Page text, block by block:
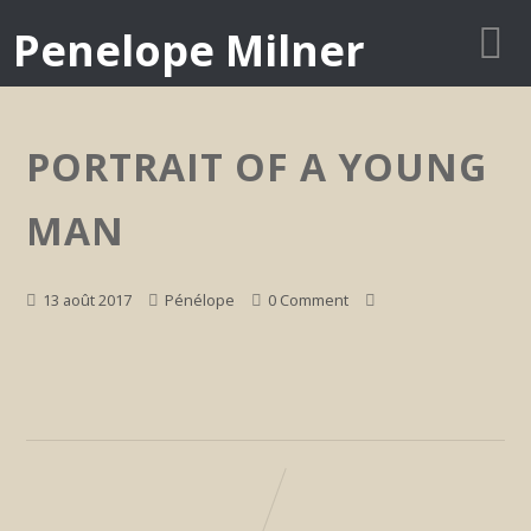
Penelope Milner
PORTRAIT OF A YOUNG
MAN
13 août 2017 Pénélope 0 Comment